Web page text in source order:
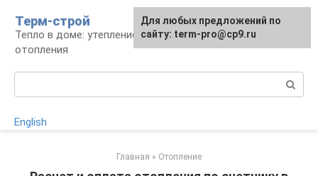
контенту
Терм-строй
Тепло в доме: утепление и устройство
отопления
English
Главная » Отопление
Для любых предложений по
сайту: term-pro@cp9.ru